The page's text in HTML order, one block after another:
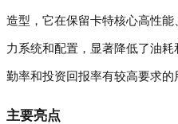
造型，它在保留卡特核心高性
力系统和配置，显著降低了油
勤率和投资回报率有较高要求的
主要亮点